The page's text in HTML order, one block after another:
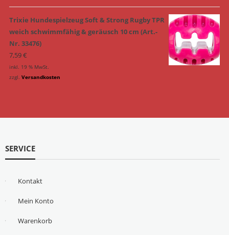
Trixie Hundespielzeug Soft & Strong Rugby TPR
weich schwimmfähig & geräusch 10 cm (Art.-
Nr. 33476)
7,59€
inkl. 19 % MwSt.
zzgl. Versandkosten
SERVICE
Kontakt
Mein Konto
Warenkorb